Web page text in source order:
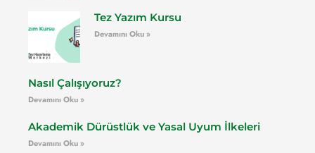
Tez Yazım Kursu
Devamını Oku »
Nasıl Çalışıyoruz?
Devamını Oku »
Akademik Dürüstlük ve Yasal Uyum İlkeleri
Devamını Oku »